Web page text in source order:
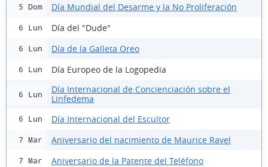
5 Dom Día Mundial del Desarme y la No Proliferación
6 Lun Día del "Dude"
6 Lun Día de la Galleta Oreo
6 Lun Día Europeo de la Logopedia
6 Lun
Día Internacional de Concienciación sobre el
Linfedema
6 Lun Día Internacional del Escultor
7 Mar Aniversario del nacimiento de Maurice Ravel
7 Mar Aniversario de la Patente del Teléfono